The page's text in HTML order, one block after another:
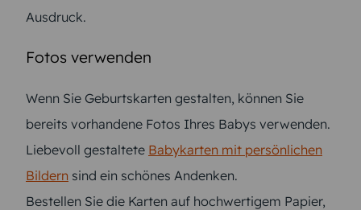
Ausdruck.
Fotos verwenden
Wenn Sie Geburtskarten gestalten, können Sie
bereits vorhandene Fotos Ihres Babys verwenden.
Liebevoll gestaltete Babykarten mit persönlichen
Bildern sind ein schönes Andenken.
Bestellen Sie die Karten auf hochwertigem Papier,